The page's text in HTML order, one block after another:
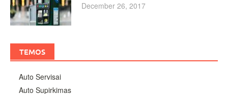
December 26, 2017
TEMOS
Auto Servisai
Auto Supirkimas